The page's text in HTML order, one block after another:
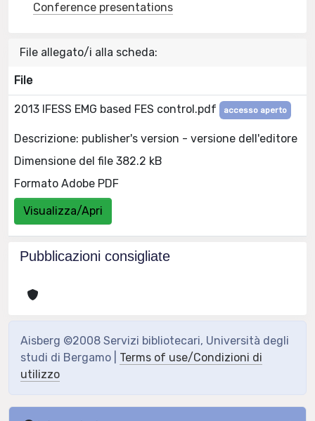
Conference presentations
File allegato/i alla scheda:
File
2013 IFESS EMG based FES control.pdf accesso aperto
Descrizione: publisher's version - versione dell'editore
Dimensione del file 382.2 kB
Formato Adobe PDF
Visualizza/Apri
Pubblicazioni consigliate
Aisberg ©2008 Servizi bibliotecari, Università degli
studi di Bergamo | Terms of use/Condizioni di
utilizzo